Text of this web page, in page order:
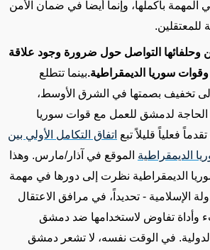
بأكملها، وإنما أيضاً في ضمان الأمن
للمعتقلين.
التواصل حول ضرورة وجود علاقة
سوريا الديمقراطية.بينما تتطلع
إلى تخفيف بصمتها في الشرق الأوسط،
لدمشق للعمل مع قوات سوريا
فعلياً قليلاً تبع اتفاق التكامل الأولي بين
الديمقراطية الموقع في آذار/مارس. وهذا
الديمقراطية نظرت إلى دورها في مهمة
الإسلامية - تحديداً، في مرافق الاعتقال
وأداة تفاوض لاستخدامها ضد دمشق
في الوقت نفسه، لا تشعر دمشق